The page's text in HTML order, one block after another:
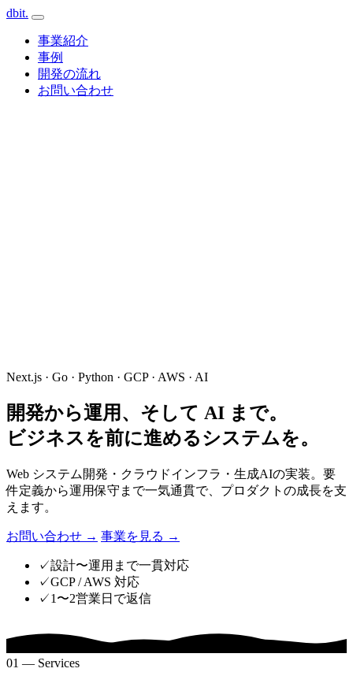
dbit.
事業紹介
事例
開発の流れ
お問い合わせ
Next.js · Go · Python · GCP · AWS · AI
開発から運用、そして AI まで。
ビジネスを前に進めるシステムを。
Web システム開発・クラウドインフラ・生成AIの実装。要
件定義から運用保守まで一気通貫で、プロダクトの成長を支
えます。
お問い合わせ → 事業を見る →
✓設計〜運用まで一貫対応
✓GCP / AWS 対応
✓1〜2営業日で返信
01 — Services